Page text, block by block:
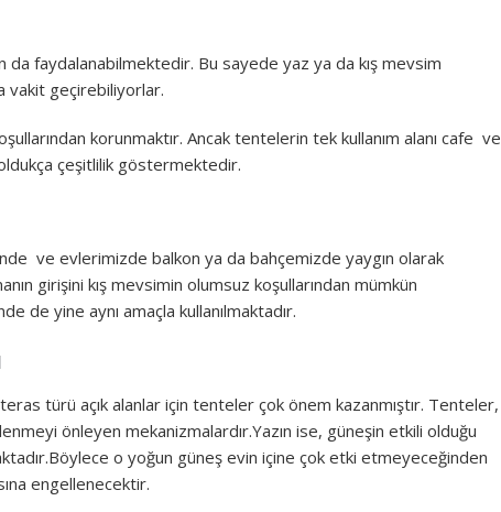
da faydalanabilmektedir. Bu sayede yaz ya da kış mevsim
vakit geçirebiliyorlar.
korunmaktır. Ancak tentelerin tek kullanım alanı cafe ve
çeşitlilik göstermektedir.
ve evlerimizde balkon ya da bahçemizde yaygın olarak
girişini kış mevsimin olumsuz koşullarından mümkün
de yine aynı amaçla kullanılmaktadır.
türü açık alanlar için tenteler çok önem kazanmıştır. Tenteler,
önleyen mekanizmalardır.Yazın ise, güneşin etkili olduğu
o yoğun güneş evin içine çok etki etmeyeceğinden
engellenecektir.